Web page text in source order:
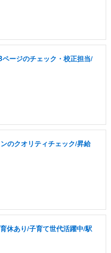
ージのチェック・校正担当/
のクオリティチェック/昇給
休あり/子育て世代活躍中/駅